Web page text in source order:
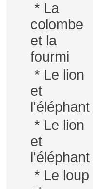
* La
colombe
et la
fourmi
* Le lion
et
l'éléphant
* Le lion
et
l'éléphant
* Le loup